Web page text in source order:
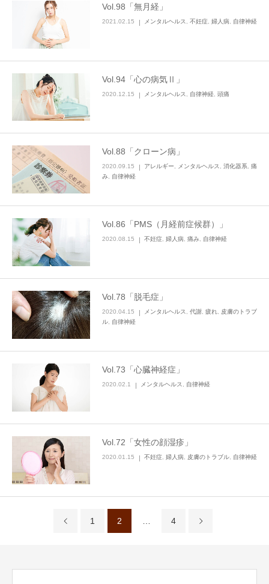
Vol.98「無月経」
2021.02.15 メンタルヘルス 不妊症 婦人病 自律神経
Vol.94「心の病気Ⅱ」
2020.12.15 メンタルヘルス 自律神経 頭痛
Vol.88「クローン病」
2020.09.15 アレルギー, メンタルヘルス, 消化器系, 痛
み, 自律神経
Vol.86「PMS（月経前症候群）」
2020.08.15 不妊症, 婦人病, 痛み, 自律神経
Vol.78「脱毛症」
2020.04.15 メンタルヘルス, 代謝, 疲れ, 皮膚のトラブ
ル, 自律神経
Vol.73「心臓神経症」
2020.02.1 メンタルヘルス 自律神経
Vol.72「女性の顔湿疹」
2020.01.15 不妊症 婦人病 皮膚のトラブル 自律神経
1 2 4